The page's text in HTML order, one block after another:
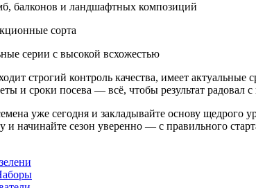
балконов и ландшафтных композиций
сорта
серии с высокой всхожестью
строгий контроль качества, имеет
и сроки посева — всё, чтобы результат радовал
уже сегодня и закладывайте основу щедрого
и начинайте сезон уверенно — с правильного